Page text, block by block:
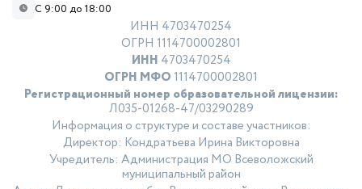
С 9:00 до 18:00
ИНН 4703470254
ОГРН 1114700002801
ИНН 4703470254
ОГРН МФО 1114700002801
Регистрационный номер образовательной лицензии:
Л035-01268-47/03290289
Информация о структуре и составе участников:
Директор: Кондратьева Ирина Викторовна
Учредитель: Администрация МО Всеволожский
муниципальный район